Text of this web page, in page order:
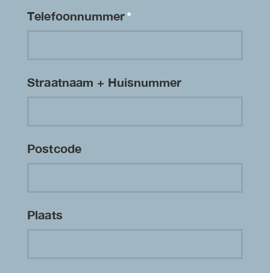
Telefoonnummer*
Straatnaam + Huisnummer
Postcode
Plaats